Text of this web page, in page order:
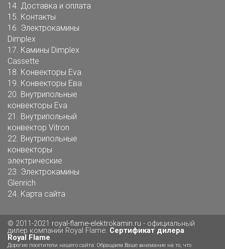
14. Доставка и оплата
15. Контакты
16. Электрокамины
Dimplex
17. Камины Dimplex
Cassette
18. Конвекторы Eva
19. Конвекторы Ева
20. Внутрипольные
конвекторы Eva
21. Внутрипольный
конвектор Vitron
22. Внутрипольные
конвекторы
электрические
23. Электрокамины
Glenrich
24. Карта сайта
© 2011-2021 royal-flame-elektrokamin.ru - официальный
дилер компании Royal Flame. Сертификат дилера
Royal Flame.
Дорогие посетители нашего сайта: Обращаем Ваше внимание на то, что